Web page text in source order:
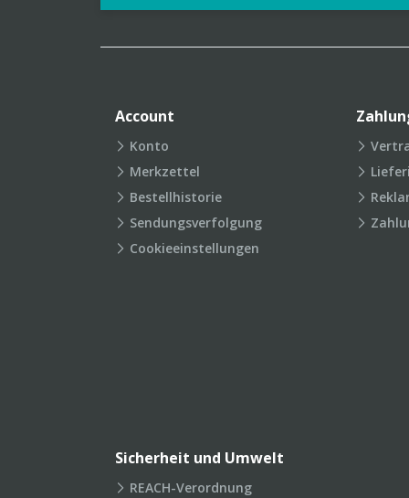
Account
Konto
Merkzettel
Bestellhistorie
Sendungsverfolgung
Cookieeinstellungen
Sicherheit und Umwelt
REACH-Verordnung